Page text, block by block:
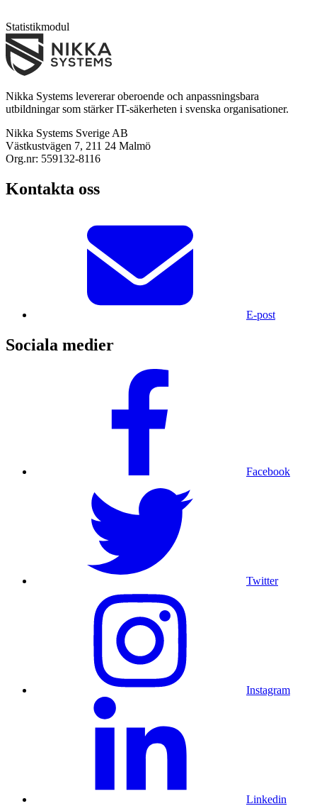
Statistikmodul
Nikka Systems levererar oberoende och anpassningsbara
utbildningar som stärker IT-säkerheten i svenska organisationer.
Nikka Systems Sverige AB
Västkustvägen 7, 211 24 Malmö
Org.nr: 559132-8116
Kontakta oss
E-post
Sociala medier
Facebook
Twitter
Instagram
Linkedin